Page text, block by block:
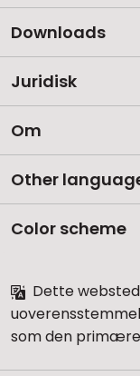
Downloads
Juridisk
Om
Other
Color scheme
Dette
som den primære